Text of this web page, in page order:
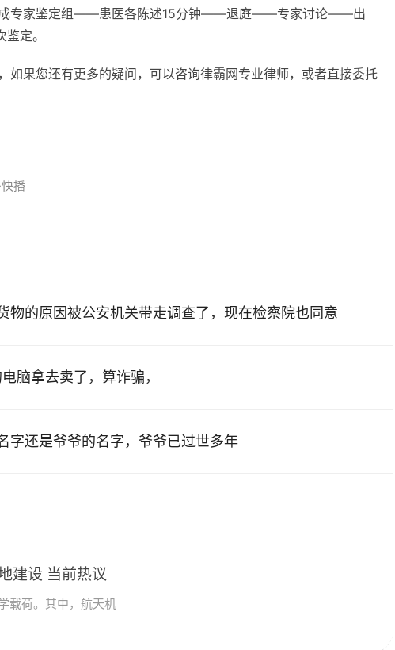
专家鉴定组——患医各陈述15分钟——退庭——专家讨论——出
定。
如果您还有更多的疑问，可以咨询律霸网专业律师，或者直接委托
播
物的原因被公安机关带走调查了，现在检察院也同意
脑拿去卖了，算诈骗，
字还是爷爷的名字，爷爷已过世多年
建设 当前热议
载荷。其中，航天机